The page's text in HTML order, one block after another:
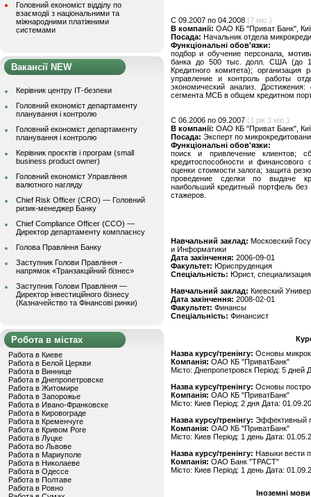
Головний економіст відділу по
взаємодії з національними та
міжнародними платіжними
системами
Вакансії NEW
Керівник центру ІТ-безпеки
Головний економіст департаменту
планування і контролю
Головний економіст департаменту
планування і контролю
Керівник проєктів і програм (small
business product owner)
Головний економіст Управління
валютного нагляду
Chief Risk Officer (CRO) — Головний
ризик-менеджер Банку
Chief Compliance Officer (CCO) —
Директор департаменту комплаєнсу
Голова Правління Банку
Заступник Голови Правління -
напрямок «Транзакційний бізнес»
Заступник Голови Правління —
Директор інвестиційного бізнесу
(Казначейство та Фінансові ринки)
Робота в містах
Работа в Киеве
Работа в Белой Церкви
Работа в Виннице
Работа в Днепропетровске
Работа в Житомире
Работа в Запорожье
Работа в Ивано-Франковске
Работа в Кировограде
Работа в Кременчуге
Работа в Кривом Роге
Работа в Луцке
Работа во Львове
Работа в Мариуполе
Работа в Николаеве
Работа в Одессе
Работа в Полтаве
Работа в Ровно
C 09.2007 по 04.2008 (7 міс.)
В компанії: ОАО КБ "Приват Банк",
Посада: Начальник отдела
Функціональні обов'язки:
подбор и обучение персонала,
банка до 500 тыс. долл. США (до
Кредитного комитета); организация
управление и контроль работы
экономический анализ.
сегмента МСБ в общем кредитном
C 06.2006 по 09.2007 (1 рік 3 міс.)
В компанії: ОАО КБ "Приват Банк",
Посада: Эксперт по
Функціональні обов'язки:
поиск и привлечение клиентов;
кредитоспособности и финансового
оценки стоимости залога; защита
проведение сделки по выдаче
наибольший кредитный портфель без
стажеров.
Навчальний заклад: Московский
и Информатики
Дата закінчення: 2006-09-01
Факультет: Юриспруденция
Спеціальність: Юрист,
Навчальний заклад: Киевский
Дата закінчення: 2008-02-01
Факультет: Финансы
Спеціальність: Финансист
Назва курсу/тренінгу: Основы
Компанія: ОАО КБ "ПриватБанк"
Місто: Днепропетровск Період: 5 дней
Назва курсу/тренінгу: Основы
Компанія: ОАО КБ "ПриватБанк"
Місто: Киев Період: 2 дня Дата:
Назва курсу/тренінгу: Эффективный
Компанія: ОАО КБ "ПриватБанк"
Місто: Киев Період: 1 день Дата:
Назва курсу/тренінгу: Навыки вести
Компанія: ОАО Банк "ТРАСТ"
Місто: Киев Період: 1 день Дата:
Іноземні